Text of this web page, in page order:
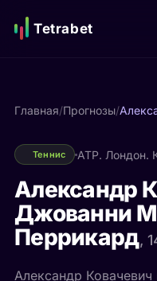
Tetrabet
Главная/Прогнозы/
Теннис ATP. Лондон.
Александр
Джованни
Перрикард,
Александр